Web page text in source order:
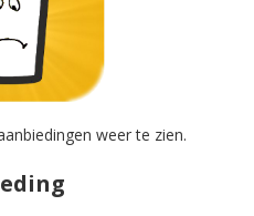
weer te zien.